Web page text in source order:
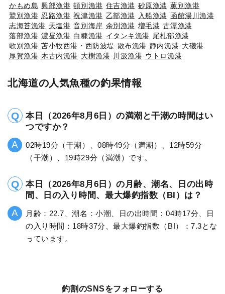
かもめ島 興部漁港 頓別漁港 住吉漁港 砂原漁港 薫別漁港
鷲別漁港 忍路漁港 祝津漁港 乙部漁港 入船漁港 函館湯川漁港
志海苔漁港 天塩港 音別海岸 余別漁港 増毛港 古潭漁港
落部漁港 濃昼漁港 白糠漁港 イタンキ漁港 尾札部漁港
歌別漁港 苫小牧西港・西防波堤 散布漁港 静内漁港 大磯港
厚賀漁港 木古内漁港 大樹漁港 川汲漁港 ウトロ漁港
北海道の人気魚種の釣果情報
本日（2026年8月6日）の満潮と干潮の時間はい
つですか？
02時19分（干潮）、08時49分（満潮）、12時59分
（干潮）、19時29分（満潮）です。
本日（2026年8月6日）の月齢、潮名、日の出時
間、日の入り時間、最大爆釣指数（BI）は？
月齢：22.7、潮名：小潮、日の出時間：04時17分、日
の入り時間：18時37分、最大爆釣指数（BI）：7.3とな
っています。
釣割のSNSをフォローする